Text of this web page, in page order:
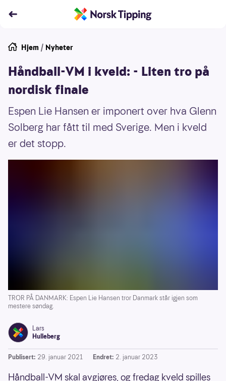
Hjem / Nyheter
Håndball-VM i kveld: - Liten tro på
nordisk finale
Espen Lie Hansen er imponert over hva Glenn
Solberg har fått til med Sverige. Men i kveld
er det stopp.
TROR PÅ DANMARK: Espen Lie Hansen tror Danmark står igjen som
mestere søndag.
Lars
Hulleberg
Publisert: 29. januar 2021 Endret: 2. januar 2023
Håndball-VM skal avgjøres, og fredag kveld spilles